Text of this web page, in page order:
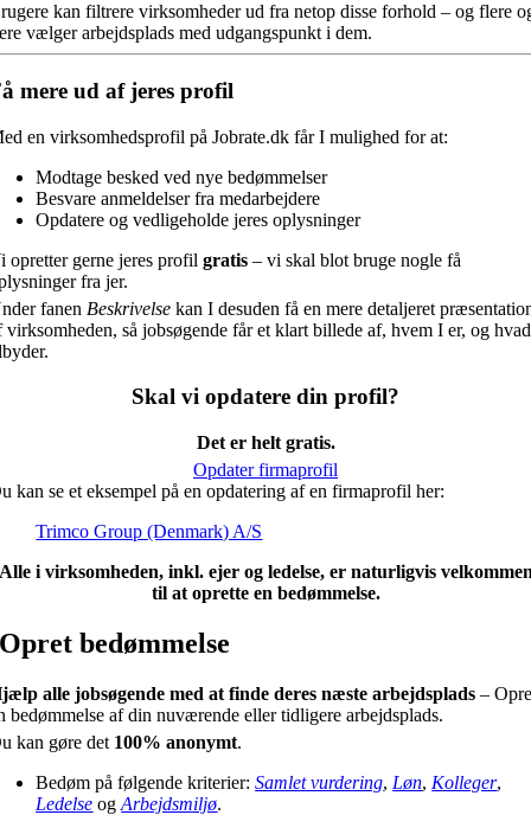
kan filtrere virksomheder ud fra netop disse forhold – og flere
vælger arbejdsplads med udgangspunkt i dem.
mere ud af jeres profil
en virksomhedsprofil på Jobrate.dk får I mulighed for at:
Modtage besked ved nye bedømmelser
Besvare anmeldelser fra medarbejdere
Opdatere og vedligeholde jeres oplysninger
opretter gerne jeres profilgratis – vi skal blot bruge nogle få
fra jer.
fanen Beskrivelse kan I desuden få en mere detaljeret
virksomheden, så jobsøgende får et klart billede af, hvem I er, og
Skal vi opdatere din profil?
Det er helt gratis.
Opdater firmaprofil
kan se et eksempel på en opdatering af en firmaprofil her:
Trimco Group (Denmark) A/S
i virksomheden, inkl. ejer og ledelse, er naturligvis
til at oprette en bedømmelse.
Opret bedømmelse
alle jobsøgende med at finde deres næste arbejdsplads –
bedømmelse af din nuværende eller tidligere arbejdsplads.
kan gøre det 100% anonymt.
Bedøm på følgende kriterier:Samlet vurdering, Løn, Kolleger,
Ledelse ogArbejdsmiljø.